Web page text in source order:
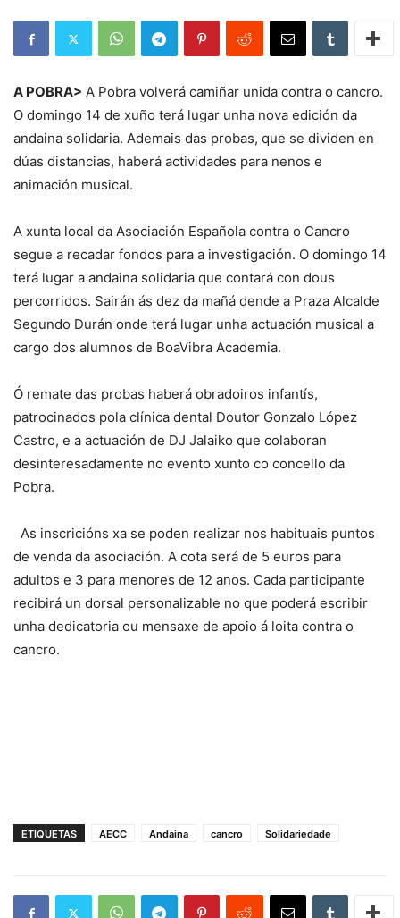
A POBRA> A Pobra volverá camiñar unida contra o cancro.
O domingo 14 de xuño terá lugar unha nova edición da
andaina solidaria. Ademais das probas, que se dividen en
dúas distancias, haberá actividades para nenos e
animación musical.
A xunta local da Asociación Española contra o Cancro
segue a recadar fondos para a investigación. O domingo 14
terá lugar a andaina solidaria que contará con dous
percorridos. Sairán ás dez da mañá dende a Praza Alcalde
Segundo Durán onde terá lugar unha actuación musical a
cargo dos alumnos de BoaVibra Academia.
Ó remate das probas haberá obradoiros infantís,
patrocinados pola clínica dental Doutor Gonzalo López
Castro, e a actuación de DJ Jalaiko que colaboran
desinteresadamente no evento xunto co concello da
Pobra.
As inscricións xa se poden realizar nos habituais puntos
de venda da asociación. A cota será de 5 euros para
adultos e 3 para menores de 12 anos. Cada participante
recibirá un dorsal personalizable no que poderá escribir
unha dedicatoria ou mensaxe de apoio á loita contra o
cancro.
ETIQUETAS AECC Andaina cancro Solidariedade